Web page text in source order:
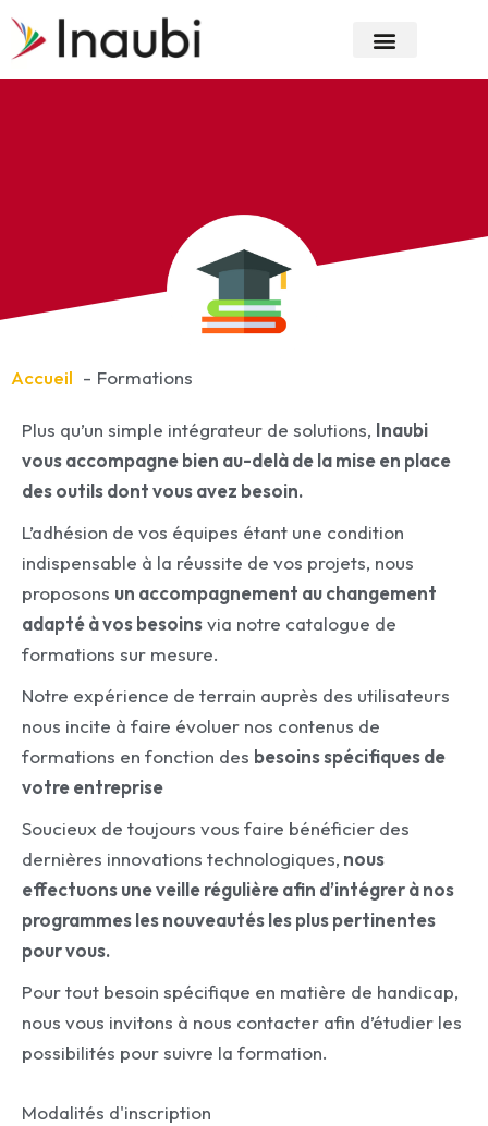
Aller
contenu
Accueil Formations
Plus qu’un simple intégrateur de solutions, Inaubi
vous accompagne bien au-delà de la mise en place
des outils dont vous avez besoin.
L’adhésion de vos équipes étant une condition
indispensable à la réussite de vos projets, nous
proposons un accompagnement au changement
adapté à vos besoinsvia notre catalogue de
formations sur mesure.
Notre expérience de terrain auprès des utilisateurs
nous incite à faire évoluer nos contenus de
formations en fonction des besoins spécifiques de
votre entreprise
Soucieux de toujours vous faire bénéficier des
dernières innovations technologiques, nous
effectuons une veille régulière afin d’intégrer à nos
programmes les nouveautés les plus pertinentes
pour vous.
Pour tout besoin spécifique en matière de handicap,
nous vous invitons à nous contacter afin d’étudier les
possibilités pour suivre la formation.
Modalités d'inscription